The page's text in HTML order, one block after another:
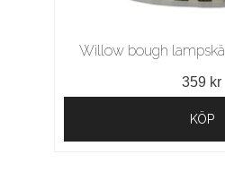
Willow bough
359 kr
KÖP